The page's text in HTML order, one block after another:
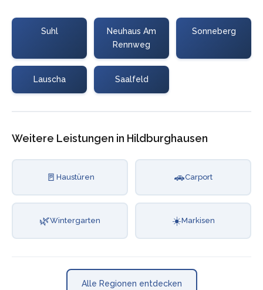
Suhl
Neuhaus Am
Rennweg
Sonneberg
Lauscha Saalfeld
Weitere Leistungen in Hildburghausen
🚪 Haustüren 🚗Carport
🌿Wintergarten ☀️Markisen
Alle Regionen entdecken